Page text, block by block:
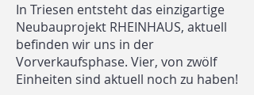
In Triesen entsteht das einzigartige
Neubauprojekt RHEINHAUS, aktuell
befinden wir uns in der
Vorverkaufsphase. Vier, von zwölf
Einheiten sind aktuell noch zu haben!